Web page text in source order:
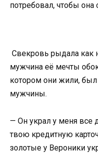
потребовал, чтобы она
Свекровь рыдала как
мужчина её мечты
котором они жили,
мужчины.
— Он украл у меня все
твою кредитную
золотые у Вероники